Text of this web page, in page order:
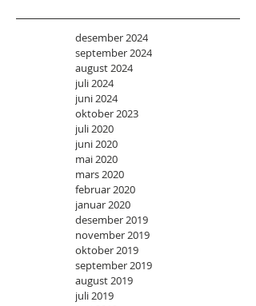
desember 2024
september 2024
august 2024
juli 2024
juni 2024
oktober 2023
juli 2020
juni 2020
mai 2020
mars 2020
februar 2020
januar 2020
desember 2019
november 2019
oktober 2019
september 2019
august 2019
juli 2019